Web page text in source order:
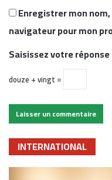
Enregistrer mon
navigateur pour mon
Saisissez votre
douze + vingt =
INTERNATIONAL